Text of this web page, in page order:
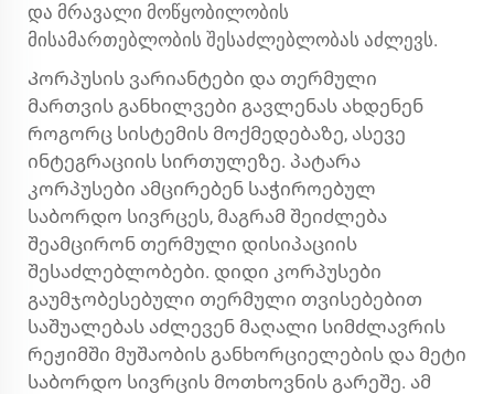
და მრავალი მოწყობილობის
მისამართებლობის შესაძლებლობას აძლევს.
Კორპუსის ვარიანტები და თერმული
მართვის განხილვები გავლენას ახდენენ
როგორც სისტემის მოქმედებაზე, ასევე
ინტეგრაციის სირთულეზე. პატარა
კორპუსები ამცირებენ საჭიროებულ
საბორდო სივრცეს, მაგრამ შეიძლება
შეამცირონ თერმული დისიპაციის
შესაძლებლობები. დიდი კორპუსები
გაუმჯობესებული თერმული თვისებებით
საშუალებას აძლევენ მაღალი სიმძლავრის
რეჟიმში მუშაობის განხორციელების და მეტი
საბორდო სივრცის მოთხოვნის გარეშე. ამ